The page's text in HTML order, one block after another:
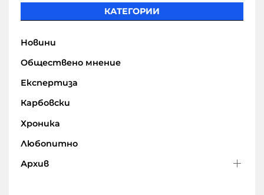
КАТЕГОРИИ
Новини
Обществено мнение
Експертиза
Карбовски
Хроника
Любопитно
Архив